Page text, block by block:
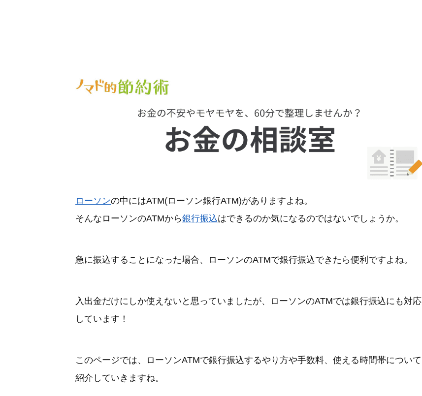
ローソンの中にはATM(ローソン銀行ATM)がありますよね。
そんなローソンのATMから銀行振込はできるのか気になるのではないでしょうか。
急に振込することになった場合、ローソンのATMで銀行振込できたら便利ですよね。
入出金だけにしか使えないと思っていましたが、ローソンのATMでは銀行振込にも対応
しています！
このページでは、ローソンATMで銀行振込するやり方や手数料、使える時間帯について
紹介していきますね。